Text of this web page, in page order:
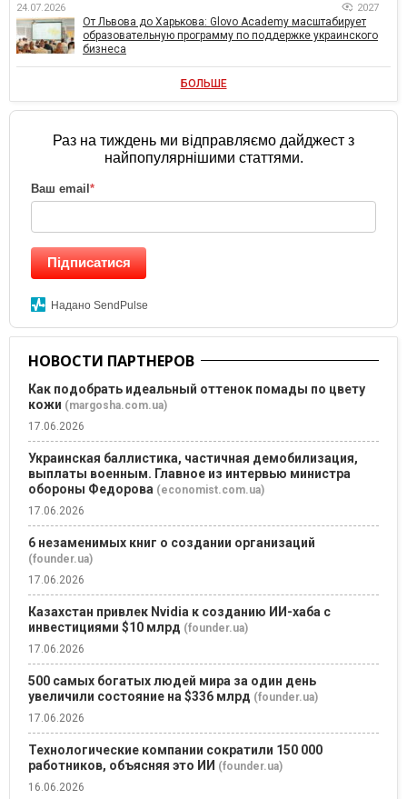
24.07.2026 2027
От Львова до Харькова: Glovo Academy масштабирует
образовательную программу по поддержке украинского
бизнеса
БОЛЬШЕ
Раз на тиждень ми відправляємо дайджест з
найпопулярнішими статтями.
Ваш email*
Підписатися
Надано SendPulse
НОВОСТИ ПАРТНЕРОВ
Как подобрать идеальный оттенок помады по цвету
кожи (margosha.com.ua)
17.06.2026
Украинская баллистика, частичная демобилизация,
выплаты военным. Главное из интервью министра
обороны Федорова (economist.com.ua)
17.06.2026
6 незаменимых книг о создании организаций
(founder.ua)
17.06.2026
Казахстан привлек Nvidia к созданию ИИ-хаба с
инвестициями $10 млрд (founder.ua)
17.06.2026
500 самых богатых людей мира за один день
увеличили состояние на $336 млрд (founder.ua)
17.06.2026
Технологические компании сократили 150 000
работников, объясняя это ИИ (founder.ua)
16.06.2026